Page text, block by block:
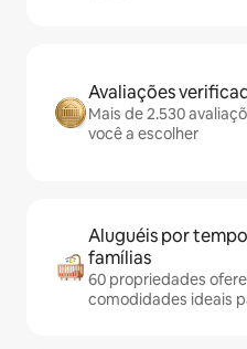
Avaliações
Mais de 2.530
você a escolher
Aluguéis por
famílias
60 propriedades
comodidades ideais